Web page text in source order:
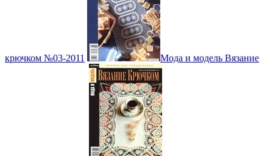
крючком №03-2011 Мода и модель Вязание